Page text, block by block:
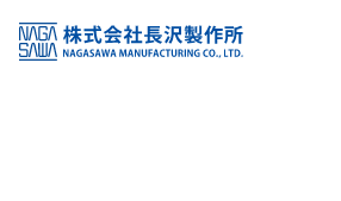
KSS加盟店・取扱店情報
店舗一覧